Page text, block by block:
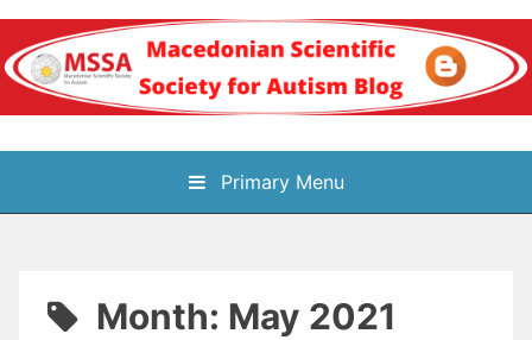
Skip
content
Блог на
Македонското научно
здружение за
Primary Menu
Month: May 2021